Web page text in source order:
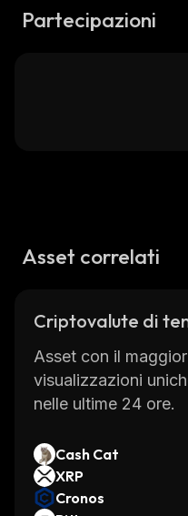
Partecipazioni
Asset correlati
Criptovalute di
Asset con il
visualizzazioni
nelle ultime 24 ore.
Cash Cat
XRP
Cronos